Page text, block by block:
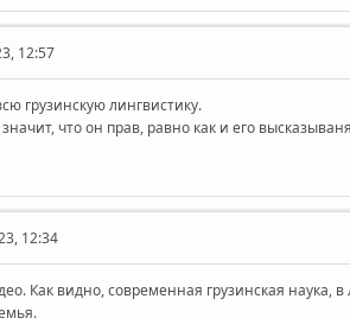
12:57
грузинскую лингвистику.
значит, что он прав, равно как и его
12:34
Как видно, современная грузинская наука,